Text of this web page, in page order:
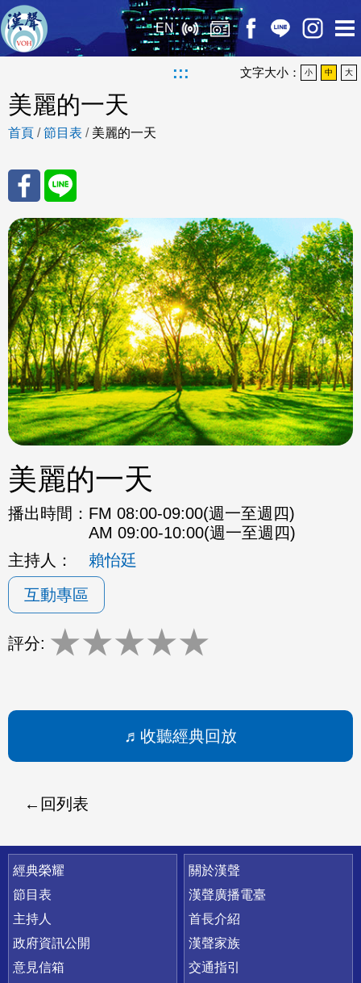
EN
::: 文字大小： 小 中 大
美麗的一天
首頁 /節目表 / 美麗的一天
分享
至
Fac
eBo
ok
分享
至
Line
美麗的一天
播出時間： FM 08:00-09:00(週一至週四)
AM 09:00-10:00(週一至週四)
主持人：
賴怡廷
互動專區
評分: ★★★★★
收聽經典回放
回列表
快速連結
經典榮耀
節目表
主持人
政府資訊公開
意見信箱
關於漢聲
漢聲廣播電臺
首長介紹
漢聲家族
交通指引